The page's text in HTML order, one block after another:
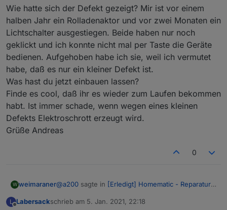
Arbeit übernehmen kann. Vorzugsweise einer, der sich
mit dem Thema beschäftigt hat. Preisvorstellung für 3
Geräte inkl Versand bitte per PM.
Das ist der Übertäter!
admin Ich hoffe, dass ich hiermit nicht gegen die
Forenregeln verstoße und falls ja, dann bitte in die
richtige Rubrik verschieben.
Wie hatte sich der Defekt gezeigt? Mir ist vor einem
halben Jahr ein Rolladenaktor und vor zwei Monaten ein
Lichtschalter ausgestiegen. Beide haben nur noch
geklickt und ich konnte nicht mal per Taste die Geräte
bedienen. Aufgehoben habe ich sie, weil ich vermutet
habe, daß es nur ein kleiner Defekt ist.
Was hast du jetzt einbauen lassen?
Finde es cool, daß ihr es wieder zum Laufen bekommen
habt. Ist immer schade, wenn wegen eines kleinen
Defekts Elektroschrott erzeugt wird.
Grüße Andreas
0
W weimaraner@a200 sagte in [Erledigt] Homematic - Reparatur
L Labersackschrieb am 5. Jan. 2021, 22:18
zuletzt editiert von